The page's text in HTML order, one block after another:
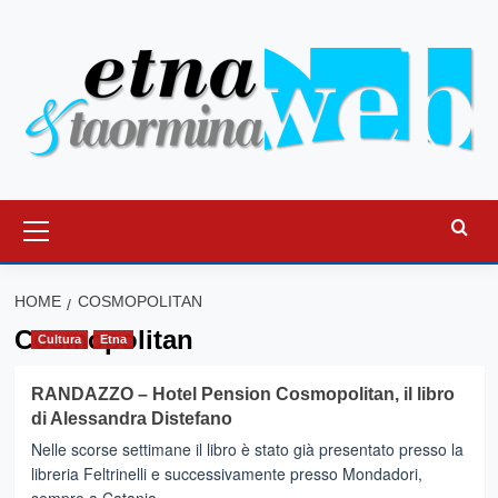
principale
HOME COSMOPOLITAN
Cosmopolitan
Cultura Etna
RANDAZZO – Hotel Pension Cosmopolitan, il libro
di Alessandra Distefano
Nelle scorse settimane il libro è stato già presentato presso la
libreria Feltrinelli e successivamente presso Mondadori,